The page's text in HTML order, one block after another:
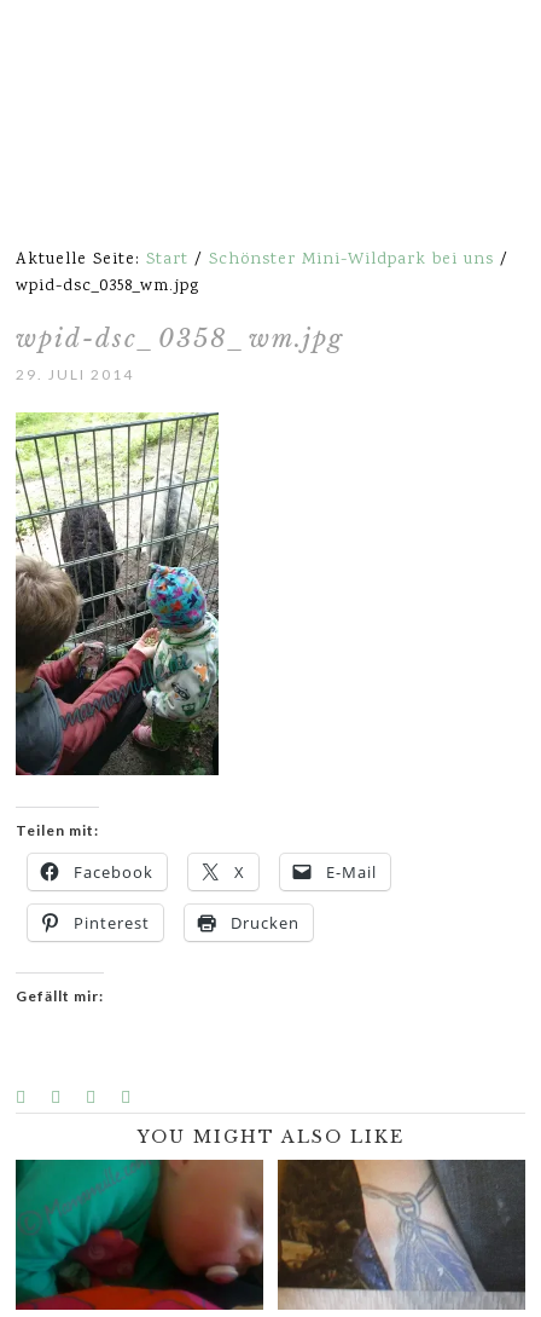
Aktuelle Seite:Start / Schönster Mini-Wildpark bei uns/
wpid-dsc_0358_wm.jpg
wpid-dsc_0358_wm.jpg
29. JULI 2014
Teilen mit:
Facebook X E-Mail
Pinterest Drucken
Gefällt mir:
YOU MIGHT ALSO LIKE